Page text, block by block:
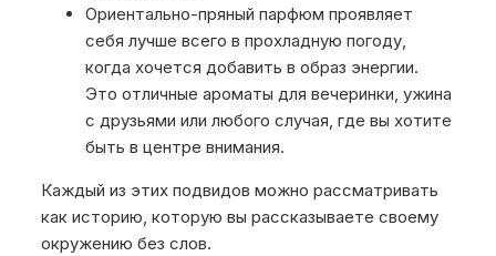
Ориентально-пряный парфюм проявляет
себя лучше всего в прохладную погоду,
когда хочется добавить в образ энергии.
Это отличные ароматы для вечеринки, ужина
с друзьями или любого случая, где вы хотите
быть в центре внимания.
Каждый из этих подвидов можно рассматривать
как историю, которую вы рассказываете своему
окружению без слов.